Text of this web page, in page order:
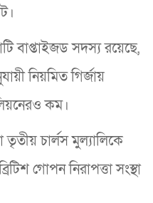
বাপ্তাইজড সদস্য রয়েছে,
নিয়মিত গির্জায়
কম।
তৃতীয় চার্লস মুল্যালিকে
গোপন নিরাপত্তা সংস্থা